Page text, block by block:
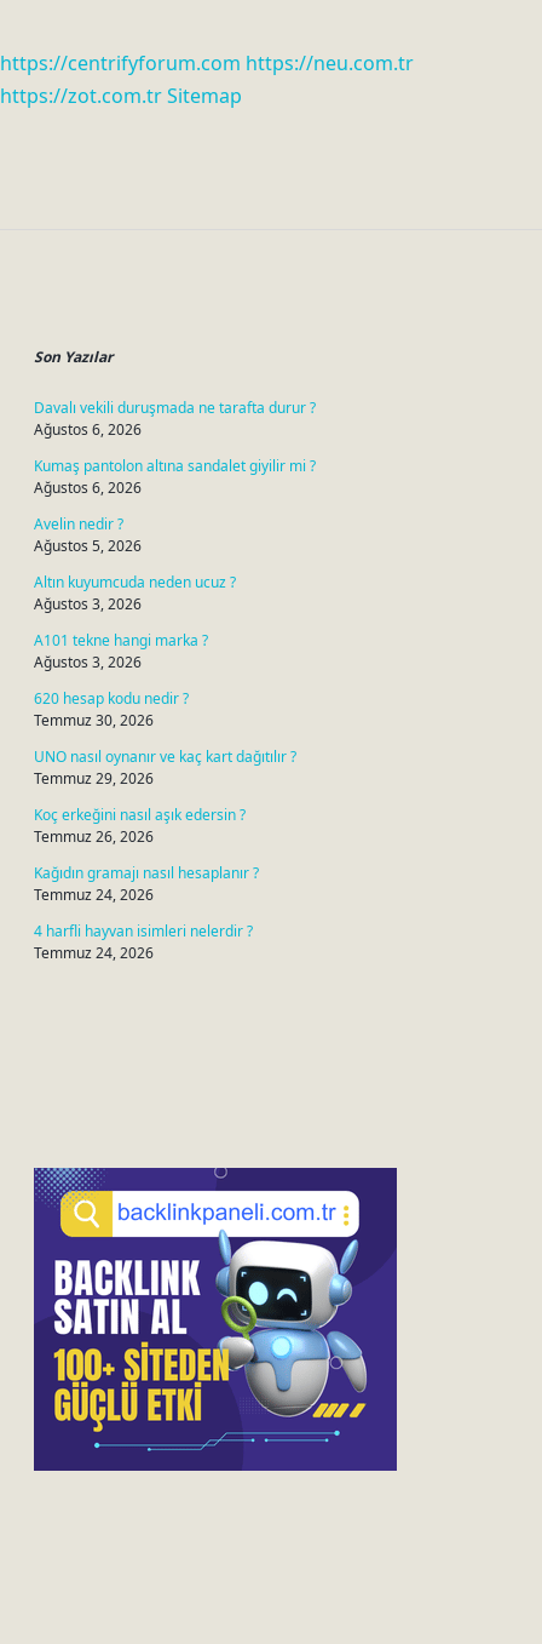
https://centrifyforum.com https://neu.com.tr
https://zot.com.trSitemap
Son Yazılar
Davalı vekili duruşmada ne tarafta durur ?
Ağustos 6, 2026
Kumaş pantolon altına sandalet giyilir mi ?
Ağustos 6, 2026
Avelin nedir ?
Ağustos 5, 2026
Altın kuyumcuda neden ucuz ?
Ağustos 3, 2026
A101 tekne hangi marka ?
Ağustos 3, 2026
620 hesap kodu nedir ?
Temmuz 30, 2026
UNO nasıl oynanır ve kaç kart dağıtılır ?
Temmuz 29, 2026
Koç erkeğini nasıl aşık edersin ?
Temmuz 26, 2026
Kağıdın gramajı nasıl hesaplanır ?
Temmuz 24, 2026
4 harfli hayvan isimleri nelerdir ?
Temmuz 24, 2026